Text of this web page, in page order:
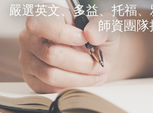
嚴選英文、多益、托福
師資團隊